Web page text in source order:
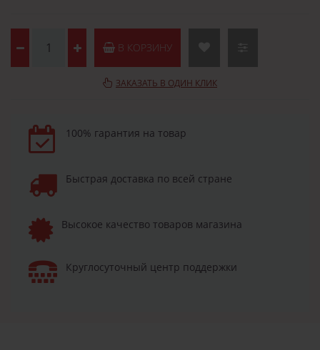
В КОРЗИНУ
ЗАКАЗАТЬ В ОДИН КЛИК
100% гарантия на товар
Быстрая доставка по всей стране
Высокое качество товаров магазина
Круглосуточный центр поддержки